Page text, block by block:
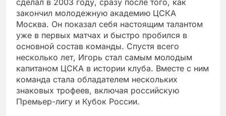
закончил молодежную академию ЦСКА
Москва. Он показал себя настоящим талантом
уже в первых матчах и быстро пробился в
основной состав команды. Спустя всего
несколько лет, Игорь стал самым молодым
капитаном ЦСКА в истории клуба. Вместе с ним
команда стала обладателем нескольких
знаковых трофеев, включая российскую
Премьер-лигу и Кубок России.